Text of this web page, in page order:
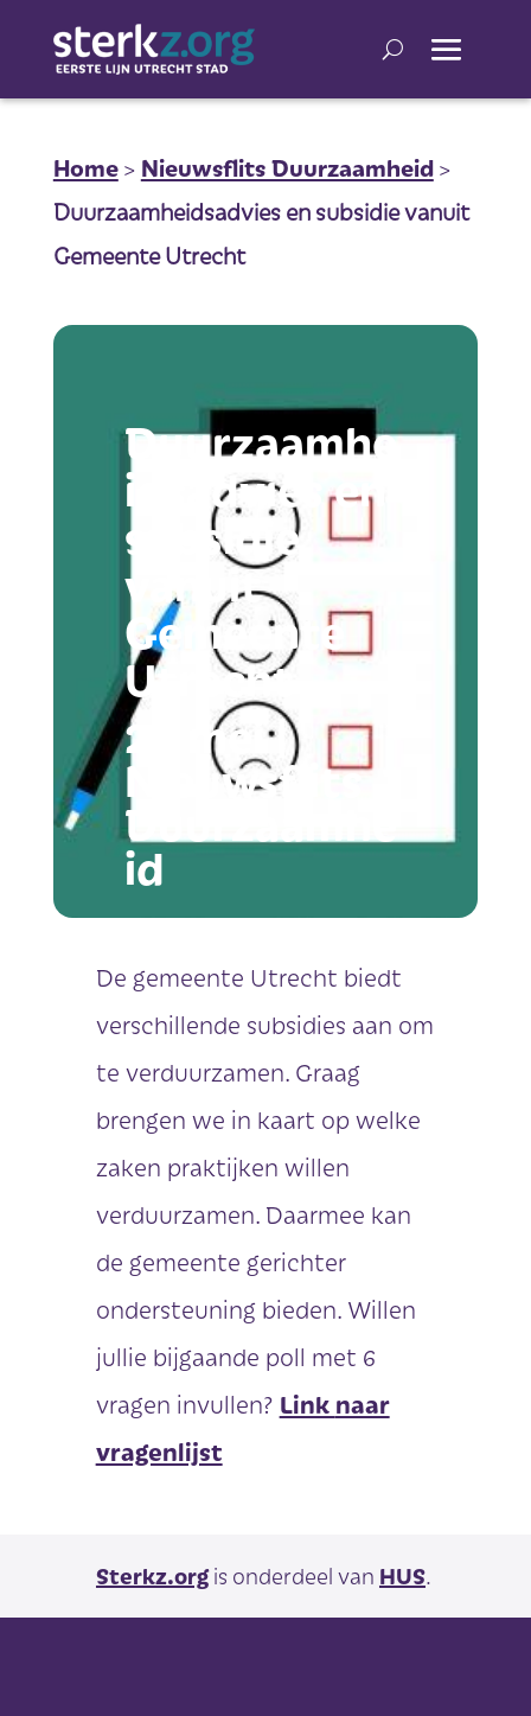
Home> Nieuwsflits Duurzaamheid>
Duurzaamheidsadvies en subsidie vanuit
Gemeente Utrecht
Duurzaamhe
idsadvies en
subsidie
vanuit
Gemeente
Utrecht
23 mei |
Nieuwsflits
Duurzaamhe
id
De gemeente Utrecht biedt
verschillende subsidies aan om
te verduurzamen. Graag
brengen we in kaart op welke
zaken praktijken willen
verduurzamen. Daarmee kan
de gemeente gerichter
ondersteuning bieden. Willen
jullie bijgaande poll met 6
vragen invullen? Link naar
vragenlijst
Sterkz.orgis onderdeel van HUS.